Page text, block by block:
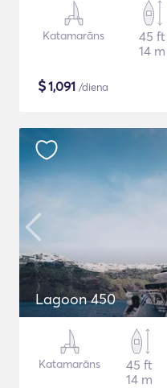
Katamarāns
45 ft
14 m
$1,091 /diena
Lagoon 450
Katamarāns
45 ft
14 m